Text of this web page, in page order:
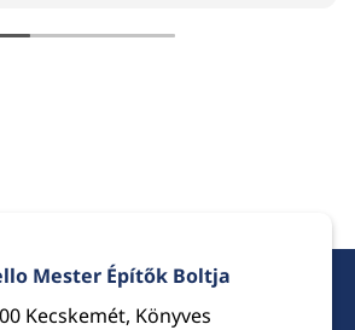
Mester Építők Boltja
Kecskemét, Könyves